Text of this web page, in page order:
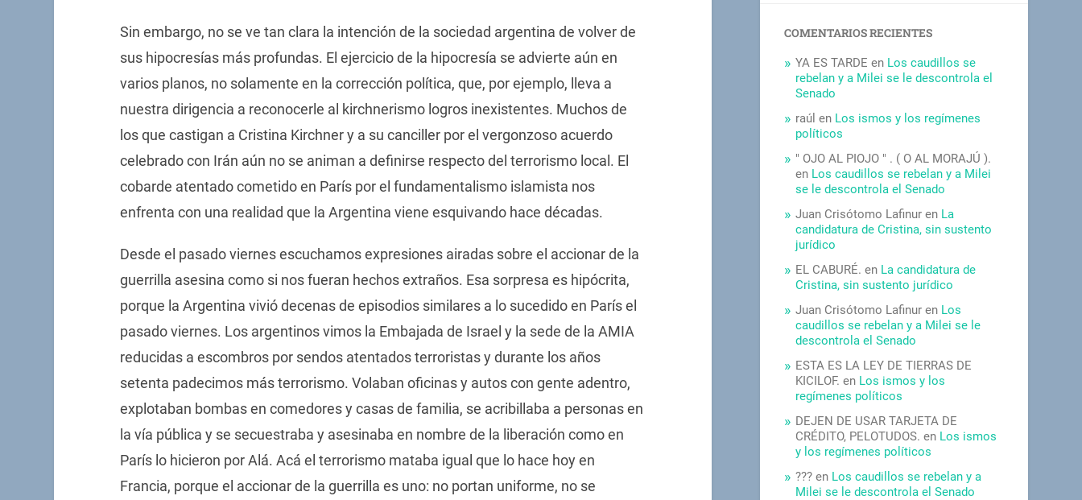
Sin embargo, no se ve tan clara la intención de la sociedad argentina de volver de
sus hipocresías más profundas. El ejercicio de la hipocresía se advierte aún en
varios planos, no solamente en la corrección política, que, por ejemplo, lleva a
nuestra dirigencia a reconocerle al kirchnerismo logros inexistentes. Muchos de
los que castigan a Cristina Kirchner y a su canciller por el vergonzoso acuerdo
celebrado con Irán aún no se animan a definirse respecto del terrorismo local. El
cobarde atentado cometido en París por el fundamentalismo islamista nos
enfrenta con una realidad que la Argentina viene esquivando hace décadas.
Desde el pasado viernes escuchamos expresiones airadas sobre el accionar de la
guerrilla asesina como si nos fueran hechos extraños. Esa sorpresa es hipócrita,
porque la Argentina vivió decenas de episodios similares a lo sucedido en París el
pasado viernes. Los argentinos vimos la Embajada de Israel y la sede de la AMIA
reducidas a escombros por sendos atentados terroristas y durante los años
setenta padecimos más terrorismo. Volaban oficinas y autos con gente adentro,
explotaban bombas en comedores y casas de familia, se acribillaba a personas en
la vía pública y se secuestraba y asesinaba en nombre de la liberación como en
París lo hicieron por Alá. Acá el terrorismo mataba igual que lo hace hoy en
Francia, porque el accionar de la guerrilla es uno: no portan uniforme, no se
COMENTARIOS RECIENTES
YA ES TARDE en Los caudillos se
rebelan y a Milei se le descontrola el
Senado
raúl en Los ismos y los regímenes
políticos
" OJO AL PIOJO " . ( O AL MORAJÚ ).
en Los caudillos se rebelan y a Milei
se le descontrola el Senado
Juan Crisótomo Lafinur en La
candidatura de Cristina, sin sustento
jurídico
EL CABURÉ. en La candidatura de
Cristina, sin sustento jurídico
Juan Crisótomo Lafinur en Los
caudillos se rebelan y a Milei se le
descontrola el Senado
ESTA ES LA LEY DE TIERRAS DE
KICILOF. en Los ismos y los
regímenes políticos
DEJEN DE USAR TARJETA DE
CRÉDITO, PELOTUDOS. en Los ismos
y los regímenes políticos
??? en Los caudillos se rebelan y a
Milei se le descontrola el Senado